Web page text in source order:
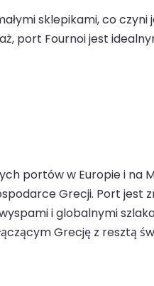
sklepikami, co
port Fournoi jest
portów w Europie i na
Grecji. Port jest
i globalnymi
Grecję z resztą